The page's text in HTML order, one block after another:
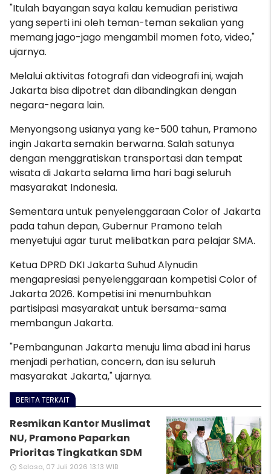
"Itulah bayangan saya kalau kemudian peristiwa
yang seperti ini oleh teman-teman sekalian yang
memang jago-jago mengambil momen foto, video,"
ujarnya.
Melalui aktivitas fotografi dan videografi ini, wajah
Jakarta bisa dipotret dan dibandingkan dengan
negara-negara lain.
Menyongsong usianya yang ke-500 tahun, Pramono
ingin Jakarta semakin berwarna. Salah satunya
dengan menggratiskan transportasi dan tempat
wisata di Jakarta selama lima hari bagi seluruh
masyarakat Indonesia.
Sementara untuk penyelenggaraan Color of Jakarta
pada tahun depan, Gubernur Pramono telah
menyetujui agar turut melibatkan para pelajar SMA.
Ketua DPRD DKI Jakarta Suhud Alynudin
mengapresiasi penyelenggaraan kompetisi Color of
Jakarta 2026. Kompetisi ini menumbuhkan
partisipasi masyarakat untuk bersama-sama
membangun Jakarta.
"Pembangunan Jakarta menuju lima abad ini harus
menjadi perhatian, concern, dan isu seluruh
masyarakat Jakarta," ujarnya.
BERITA TERKAIT
Resmikan Kantor Muslimat
NU, Pramono Paparkan
Prioritas Tingkatkan SDM
access_time Selasa, 07 Juli 2026 13:13 WIB